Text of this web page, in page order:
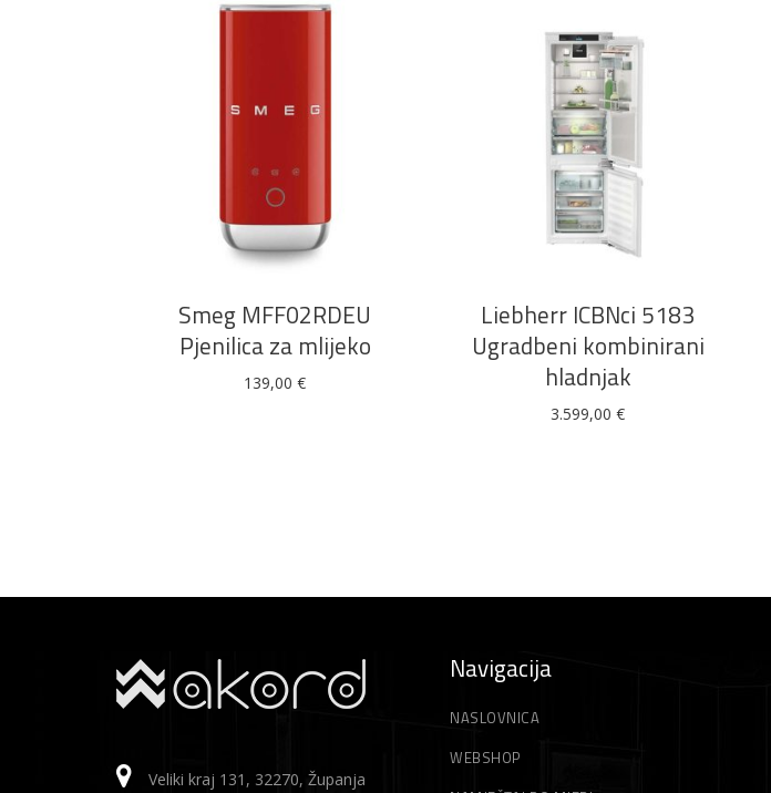
DODAJ U KOŠARICU
Smeg MFF02RDEU
Pjenilica za mlijeko
139,00€
DODAJ U KOŠARICU
Liebherr ICBNci 5183
Ugradbeni kombinirani
hladnjak
3.599,00€
Veliki kraj 131, 32270, Županja
Navigacija
NASLOVNICA
WEBSHOP